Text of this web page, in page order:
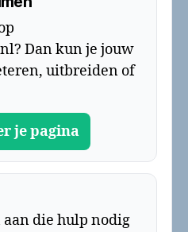
Dan kun je jouw
uitbreiden of
je pagina
die hulp nodig